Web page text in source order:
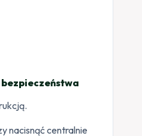
bezpieczeństwa
nacisnąć centralnie